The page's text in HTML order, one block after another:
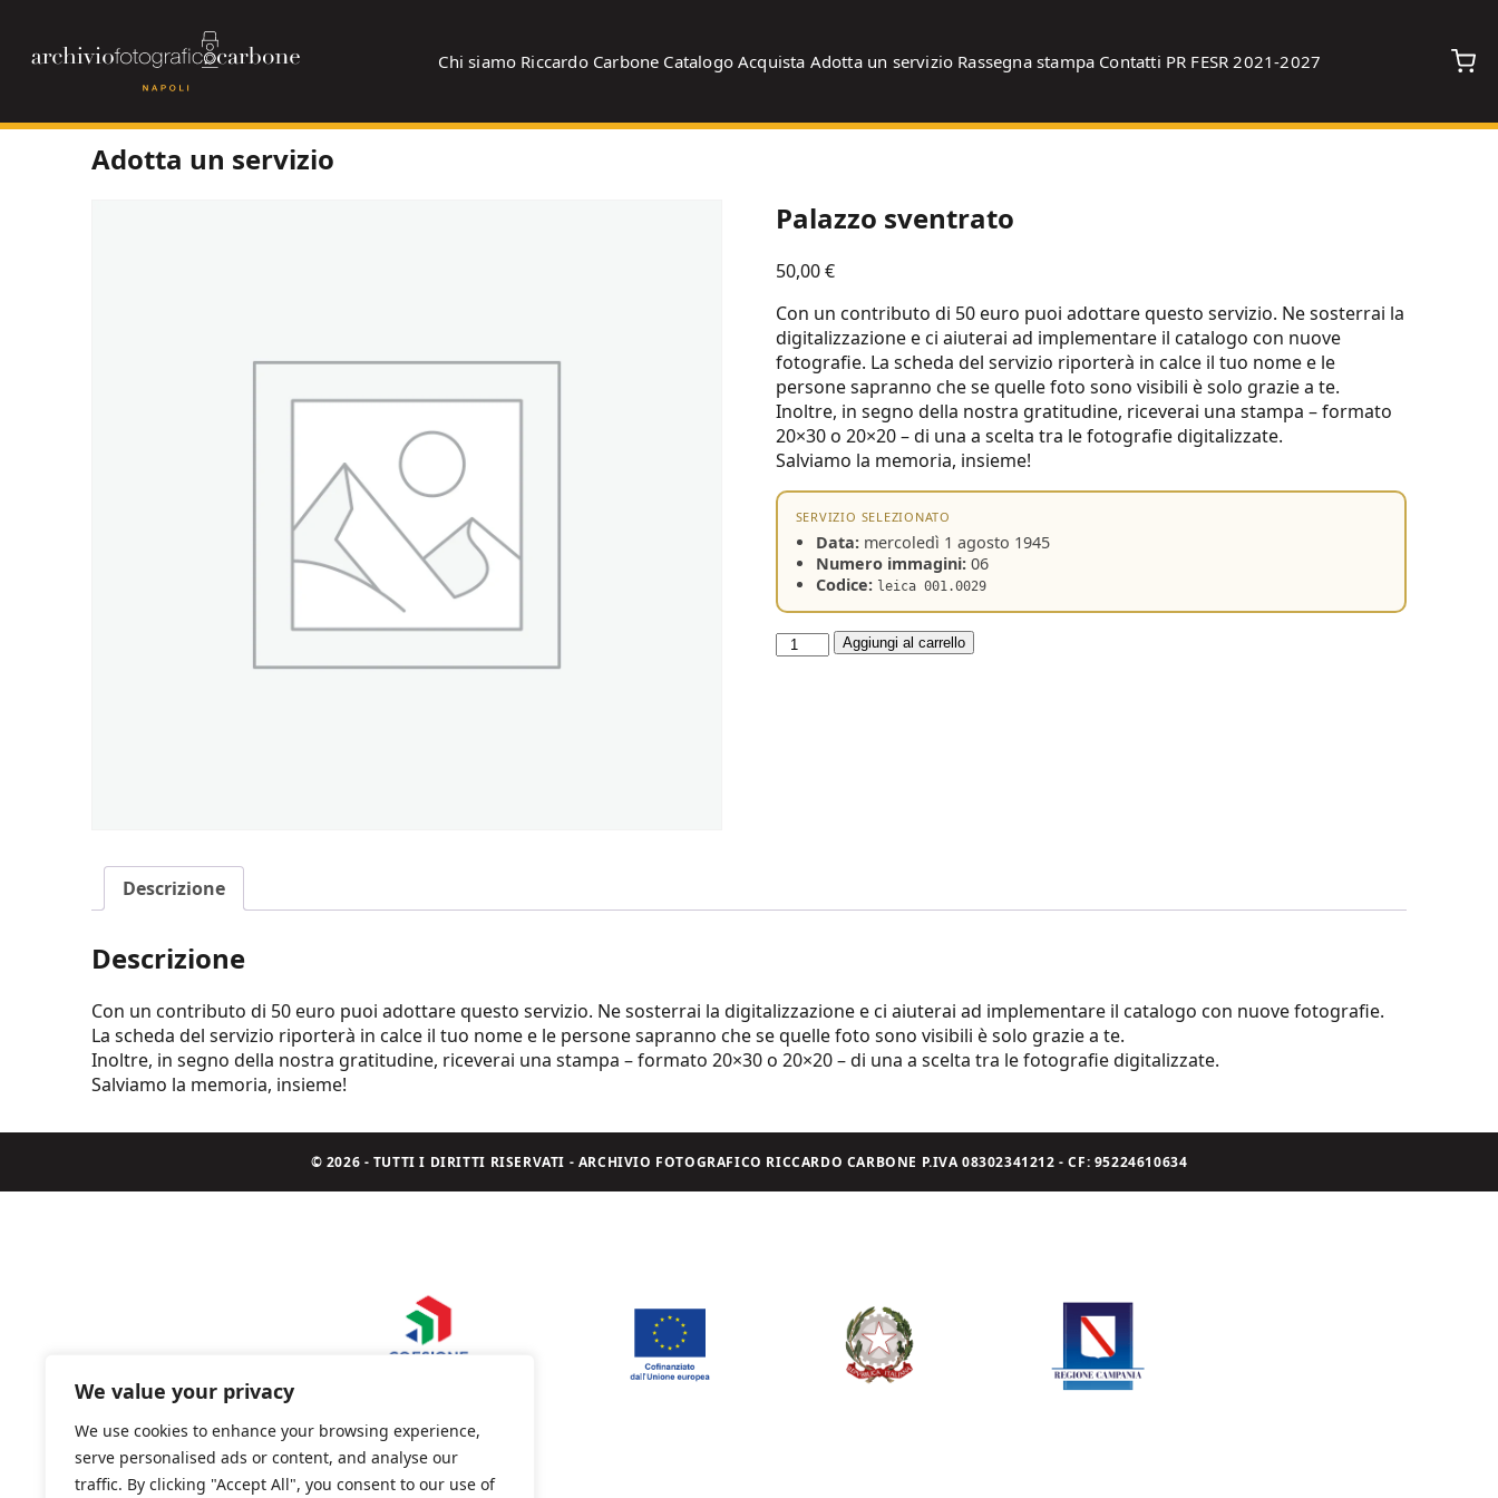
We value your privacy
We use cookies to enhance your browsing experience,
serve personalised ads or content, and analyse our
traffic. By clicking "Accept All", you consent to our use of
Chi siamo Riccardo Carbone Catalogo Acquista Adotta un servizio Rassegna stampa Contatti PR FESR 2021-2027
Adotta un servizio
Palazzo sventrato
50,00€
Con un contributo di 50 euro puoi adottare questo servizio. Ne sosterrai la
digitalizzazione e ci aiuterai ad implementare il catalogo con nuove
fotografie. La scheda del servizio riporterà in calce il tuo nome e le
persone sapranno che se quelle foto sono visibili è solo grazie a te.
Inoltre, in segno della nostra gratitudine, riceverai una stampa – formato
20×30 o 20×20 – di una a scelta tra le fotografie digitalizzate.
Salviamo la memoria, insieme!
SERVIZIO SELEZIONATO
Data:mercoledì 1 agosto 1945
Numero immagini:06
Codice: leica 001.0029
Adotta
Aggiungi al carrello
Descrizione
Descrizione
Con un contributo di 50 euro puoi adottare questo servizio. Ne sosterrai la digitalizzazione e ci aiuterai ad implementare il catalogo con nuove fotografie.
La scheda del servizio riporterà in calce il tuo nome e le persone sapranno che se quelle foto sono visibili è solo grazie a te.
Inoltre, in segno della nostra gratitudine, riceverai una stampa – formato 20×30 o 20×20 – di una a scelta tra le fotografie digitalizzate.
Salviamo la memoria, insieme!
© 2026 - TUTTI I DIRITTI RISERVATI - ARCHIVIO FOTOGRAFICO RICCARDO CARBONE P.IVA 08302341212 - CF: 95224610634